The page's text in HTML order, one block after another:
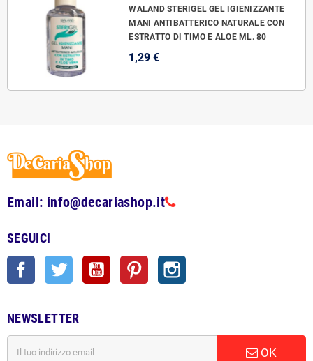
WALAND STERIGEL GEL IGIENIZZANTE
MANI ANTIBATTERICO NATURALE CON
ESTRATTO DI TIMO E ALOE ML. 80
1,29 €
Email: info@decariashop.it
SEGUICI
Facebook Twitter YouTube Pinterest
NEWSLETTER
OK